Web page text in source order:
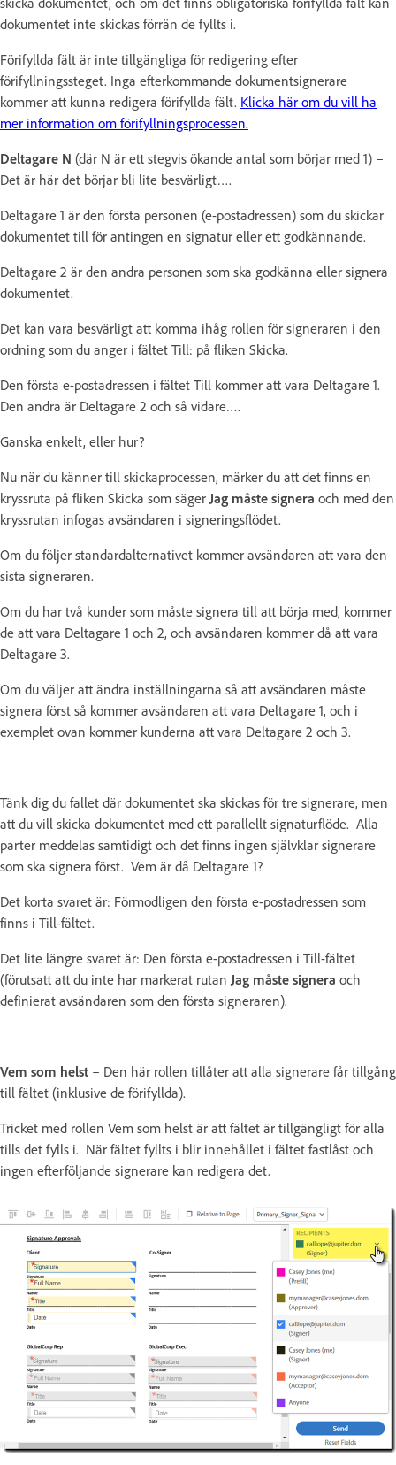
dokumentet inte skickas förrän de fyllts i.
Förifyllda fält är inte tillgängliga för redigering efter
förifyllningssteget. Inga efterkommande dokumentsignerare
kommer att kunna redigera förifyllda fält. Klicka här om du vill ha
mer information om förifyllningsprocessen.
Deltagare N (där N är ett stegvis ökande antal som börjar med 1) –
Det är här det börjar bli lite besvärligt….
Deltagare 1 är den första personen (e-postadressen) som du skickar
dokumentet till för antingen en signatur eller ett godkännande.
Deltagare 2 är den andra personen som ska godkänna eller signera
dokumentet.
Det kan vara besvärligt att komma ihåg rollen för signeraren i den
ordning som du anger i fältet Till: på fliken Skicka.
Den första e-postadressen i fältet Till kommer att vara Deltagare 1.
Den andra är Deltagare 2 och så vidare….
Ganska enkelt, eller hur?
Nu när du känner till skickaprocessen, märker du att det finns en
kryssruta på fliken Skicka som säger Jag måste signera och med den
kryssrutan infogas avsändaren i signeringsflödet.
Om du följer standardalternativet kommer avsändaren att vara den
sista signeraren.
Om du har två kunder som måste signera till att börja med, kommer
de att vara Deltagare 1 och 2, och avsändaren kommer då att vara
Deltagare 3.
Om du väljer att ändra inställningarna så att avsändaren måste
signera först så kommer avsändaren att vara Deltagare 1, och i
exemplet ovan kommer kunderna att vara Deltagare 2 och 3.
Tänk dig du fallet där dokumentet ska skickas för tre signerare, men
att du vill skicka dokumentet med ett parallellt signaturflöde. Alla
parter meddelas samtidigt och det finns ingen självklar signerare
som ska signera först. Vem är då Deltagare 1?
Det korta svaret är: Förmodligen den första e-postadressen som
finns i Till-fältet.
Det lite längre svaret är: Den första e-postadressen i Till-fältet
(förutsatt att du inte har markerat rutan Jag måste signera och
definierat avsändaren som den första signeraren).
Vem som helst – Den här rollen tillåter att alla signerare får tillgång
till fältet (inklusive de förifyllda).
Tricket med rollen Vem som helst är att fältet är tillgängligt för alla
tills det fylls i. När fältet fyllts i blir innehållet i fältet fastlåst och
ingen efterföljande signerare kan redigera det.